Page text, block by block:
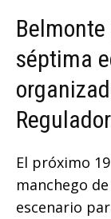
séptima
El próximo
manchego
escenario